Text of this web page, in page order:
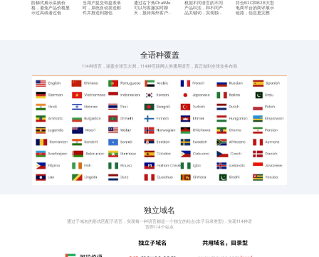
英语、法语、德语、
班牙语
阿拉伯语、意大利语
语、印地语